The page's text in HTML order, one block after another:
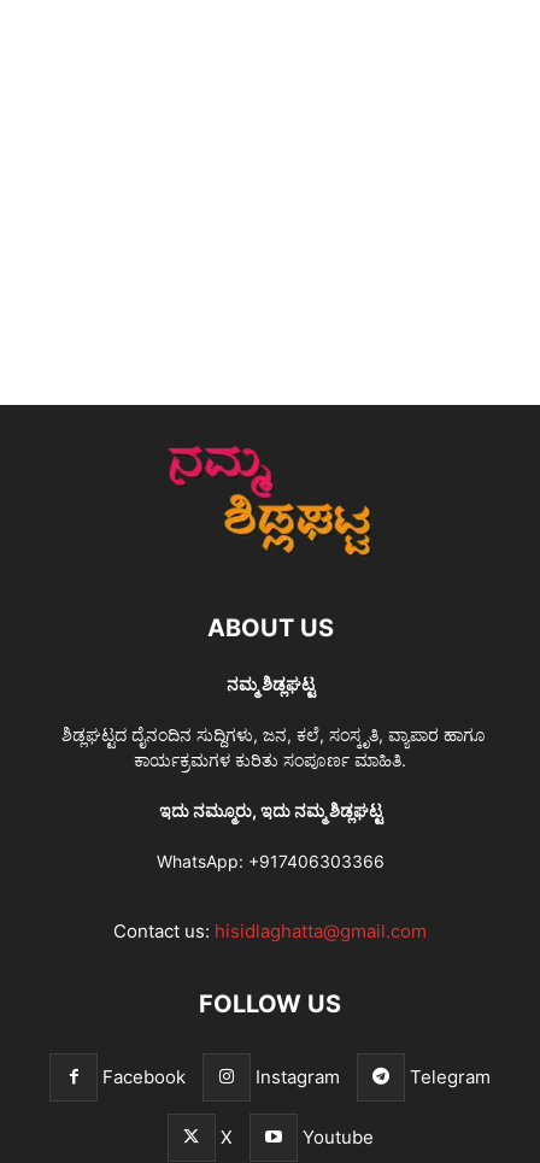
ABOUT US
ನಮ್ಮ ಶಿಡ್ಲಘಟ್ಟ
ಶಿಡ್ಲಘಟ್ಟದ ದೈನಂದಿನ ಸುದ್ದಿಗಳು, ಜನ, ಕಲೆ, ಸಂಸ್ಕೃತಿ, ವ್ಯಾಪಾರ ಹಾಗೂ
ಕಾರ್ಯಕ್ರಮಗಳ ಕುರಿತು ಸಂಪೂರ್ಣ ಮಾಹಿತಿ.
ಇದು ನಮ್ಮೂರು, ಇದು ನಮ್ಮ ಶಿಡ್ಲಘಟ್ಟ
WhatsApp: +917406303366
Contact us: hisidlaghatta@gmail.com
FOLLOW US
Facebook Instagram Telegram
X Youtube